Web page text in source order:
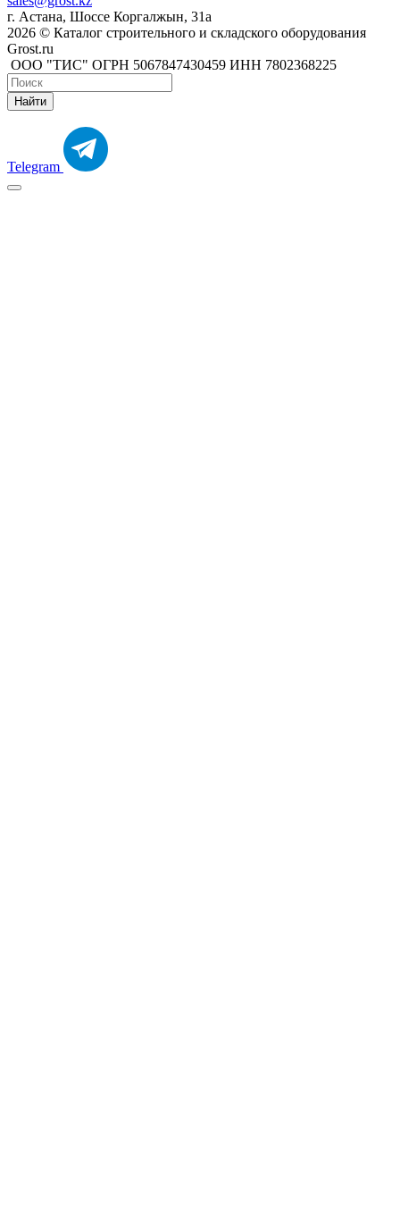
г. Астана, Шоссе Коргалжын, 31а
2026 © Каталог строительного и складского оборудования
Grost.ru
ООО "ТИС" ОГРН 5067847430459 ИНН 7802368225
Найти
Telegram